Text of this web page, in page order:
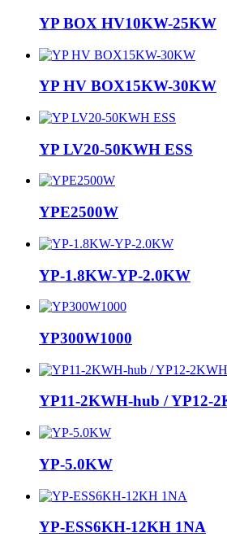
YP BOX HV10KW-25KW
YP HV BOX15KW-30KW
YP LV20-50KWH ESS
YPE2500W
YP-1.8KW-YP-2.0KW
YP300W1000
YP11-2KWH-hub / YP12-
YP-5.0KW
YP-ESS6KH-12KH 1NA